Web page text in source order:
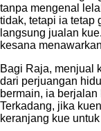
tanpa mengenal
tidak, tetapi ia tetap
langsung jualan
kesana
Bagi Raja, menjual
dari perjuangan
bermain, ia
Terkadang, jika
keranjang kue